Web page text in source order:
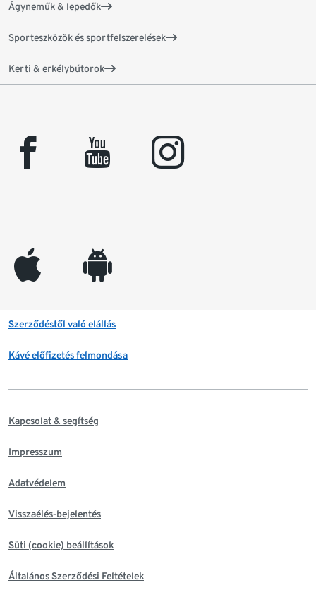
Ágyneműk & lepedők
Sporteszközök és sportfelszerelések
Kerti & erkélybútorok
facebook youtube instagram
appleinc android
Szerződéstől való elállás
Kávé előfizetés felmondása
Kapcsolat & segítség
Impresszum
Adatvédelem
Visszaélés-bejelentés
Süti (cookie) beállítások
Általános Szerződési Feltételek